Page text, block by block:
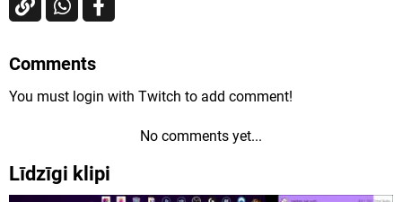
Comments
You must login with Twitch to add comment!
No comments yet...
Līdzīgi klipi